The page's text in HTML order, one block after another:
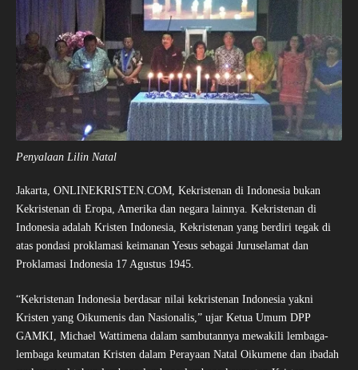
Penyalaan Lilin Natal
Jakarta, ONLINEKRISTEN.COM, Kekristenan di Indonesia bukan
Kekristenan di Eropa, Amerika dan negara lainnya. Kekristenan di
Indonesia adalah Kristen Indonesia, Kekristenan yang berdiri tegak di
atas pondasi proklamasi keimanan Yesus sebagai Juruselamat dan
Proklamasi Indonesia 17 Agustus 1945.
“Kekristenan Indonesia berdasar nilai kekristenan Indonesia yakni
Kristen yang Oikumenis dan Nasionalis,” ujar Ketua Umum DPP
GAMKI, Michael Wattimena dalam sambutannya mewakili lembaga-
lembaga keumatan Kristen dalam Perayaan Natal Oikumene dan ibadah